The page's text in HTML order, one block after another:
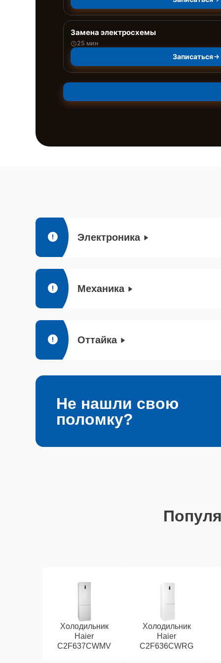
Замена электросхемы
25 мин
Записаться
Электроника
Механика
Оттайка
Не нашли свою
поломку?
Холодильник
Haier
C2F637CWMV
Холодильник
Haier
C2F636CWRG